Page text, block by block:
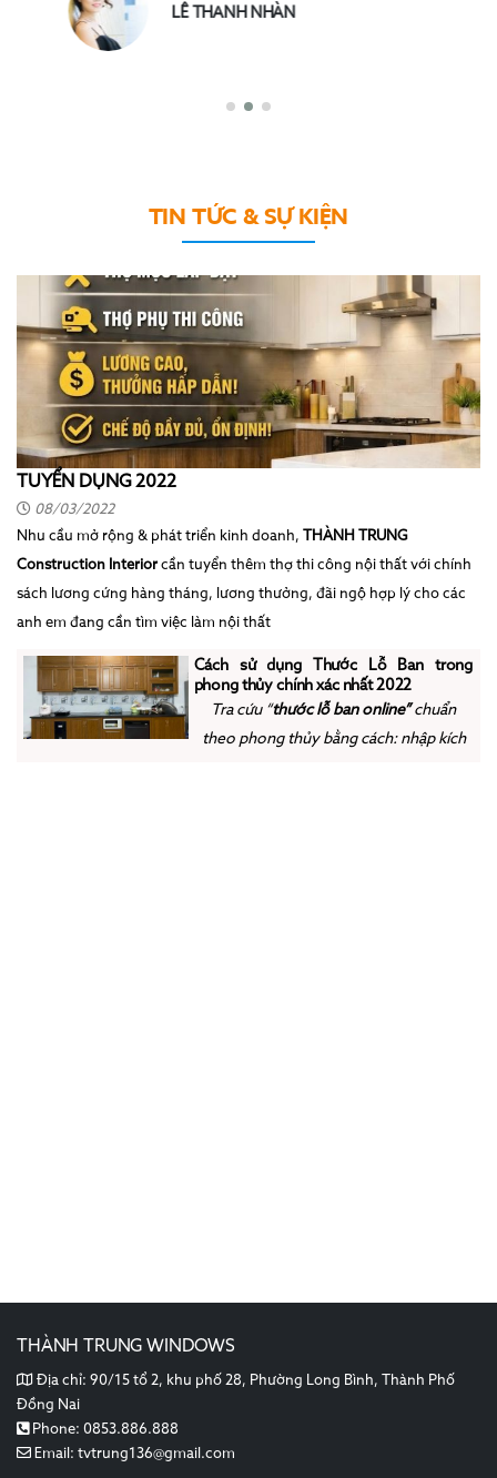
TRẦN ANH NGỌC
TIN TỨC & SỰ KIỆN
TUYỂN DỤNG 2022
08/03/2022
Nhu cầu mở rộng & phát triển kinh doanh,
THÀNH TRUNG
Construction Interior cần tuyển thêm thợ thi công nội thất với chính
sách lương cứng hàng tháng, lương thưởng, đãi ngộ hợp lý cho các
anh em đang cần tìm việc làm nội thất
Cách sử dụng Thước Lỗ Ban trong
phong thủy chính xác nhất 2022
Tra cứu“thước lỗ ban online” chuẩn
theo phong thủy bằng cách: nhập kích
THÀNH TRUNG WINDOWS
Địa chỉ: 90/15 tổ 2, khu phố 28, Phường Long Bình, Thành Phố
Đồng Nai
Phone: 0853.886.888
Email: tvtrung136@gmail.com